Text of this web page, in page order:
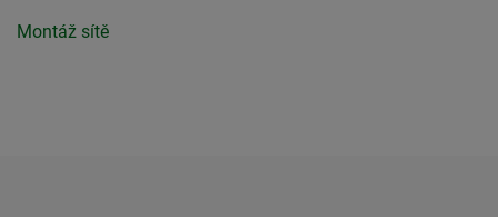
Montáž sítě